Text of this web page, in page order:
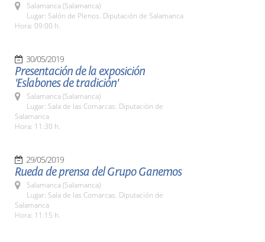
Salamanca (Salamanca)
Lugar: Salón de Plenos. Diputación de Salamanca
Hora: 09:00 h.
30/05/2019
Presentación de la exposición
'Eslabones de tradición'
Salamanca (Salamanca)
Lugar: Sala de las Comarcas. Diputación de
Salamanca
Hora: 11:30 h.
29/05/2019
Rueda de prensa del Grupo Ganemos
Salamanca (Salamanca)
Lugar: Sala de las Comarcas. Diputación de
Salamanca
Hora: 11:15 h.